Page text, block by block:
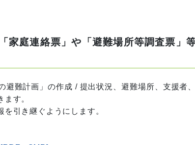
家庭連絡票」や「避難場所等調査票」
難計画」の作成 / 提出状況、避難場所、支援者
す。
引き継ぐようにします。